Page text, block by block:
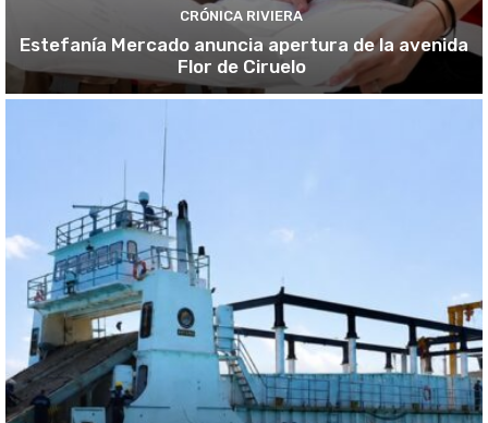
CRÓNICA RIVIERA
Estefanía Mercado anuncia apertura de la avenida
Flor de Ciruelo